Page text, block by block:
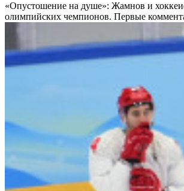
«Опустошение на душе»: Жамнов и
олимпийских чемпионов. Первые